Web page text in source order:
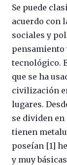
Se puede
acuerdo con
sociales y
tecnológico.
que se ha
civilización
lugares.
se dividen en
tienen
poseían [1]
y muy